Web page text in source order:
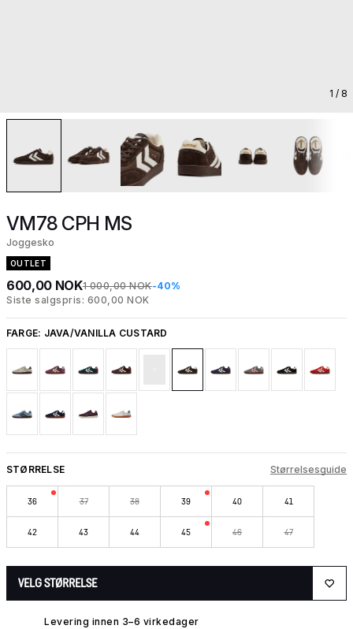
1 / 8
VM78 CPH MS
Joggesko
OUTLET
600,00 NOK1 000,00 NOK-40%
Siste salgspris: 600,00 NOK
FARGE: JAVA/VANILLA CUSTARD
STØRRELSE Størrelsesguide
36 37 38 39 40 41
42 43 44 45 46 47
VELG STØRRELSE
Levering innen 3–6 virkedager